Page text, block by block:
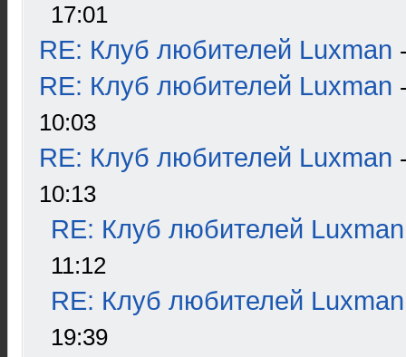
17:01
RE: Клуб любителей Luxman
RE: Клуб любителей Luxman
10:03
RE: Клуб любителей Luxman
10:13
RE: Клуб любителей Luxman
11:12
RE: Клуб любителей Luxman
19:39